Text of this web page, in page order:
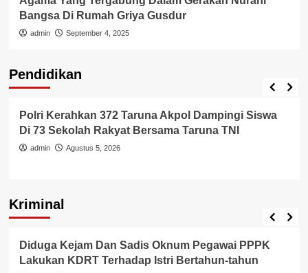
Bangsa Di Rumah Griya Gusdur
admin September 4, 2025
Pendidikan
Pendidikan
Polri Kerahkan 372 Taruna Akpol Dampingi Siswa
Di 73 Sekolah Rakyat Bersama Taruna TNI
admin Agustus 5, 2026
Kriminal
Berita Polisi
Diduga Kejam Dan Sadis Oknum Pegawai PPPK
Lakukan KDRT Terhadap Istri Bertahun-tahun